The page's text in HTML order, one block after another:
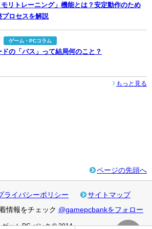
リトレーニング」機能とは？安定動作のため
プロセスを解説
ゲーム・PCコラム
ドの「バス」って結局何のこと？
もっと見る
ページの先頭へ
ライバシーポリシー
サイトマップ
情報をチェック @gamepcbankをフォロー
ゲーム PC バンク © 2014